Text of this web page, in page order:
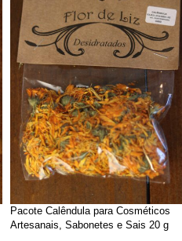
Pacote Calêndula para Cosméticos
Artesanais, Sabonetes e Sais 20 g